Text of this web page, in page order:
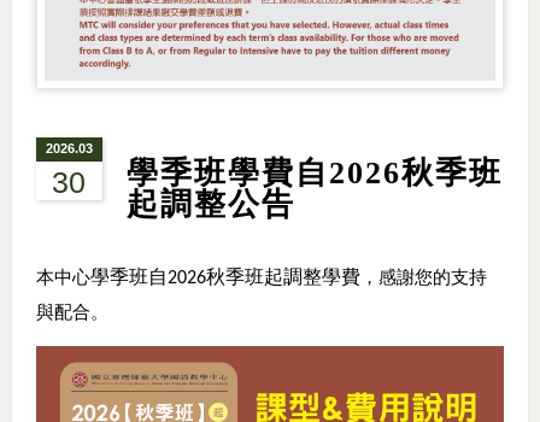
2026.03
30
學季班學費自2026秋季班
起調整公告
本中心學季班自2026秋季班起調整學費，感謝您的支持
與配合。